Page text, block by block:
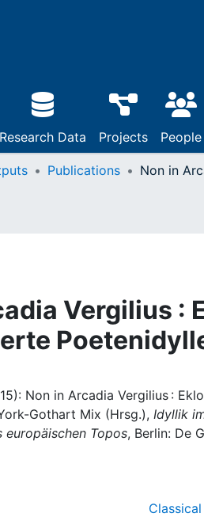
Research Data Projects People
Publications
Vergilius :
Non in Arcadia Vergilius :
Gothart Mix (Hrsg.), Idyllik
europäischen Topos, Berlin: De